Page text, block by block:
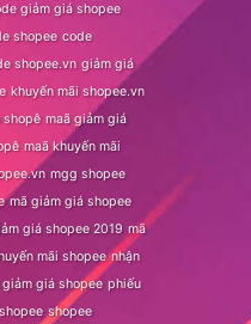
giảm giá shopee
shopee code
shopee.vn giảm giá
khuyến mãi shopee.vn
shopê maã giảm giá
maã khuyến mãi
mgg shopee
mã giảm giá shopee
giá shopee 2019 mã
mãi shopee nhận
giá shopee phiếu
shopee